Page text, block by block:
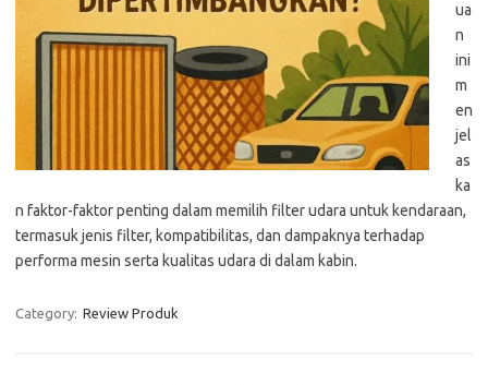
ua
n
ini
m
en
jel
as
ka
n faktor-faktor penting dalam memilih filter udara untuk kendaraan,
termasuk jenis filter, kompatibilitas, dan dampaknya terhadap
performa mesin serta kualitas udara di dalam kabin.
Category: Review Produk